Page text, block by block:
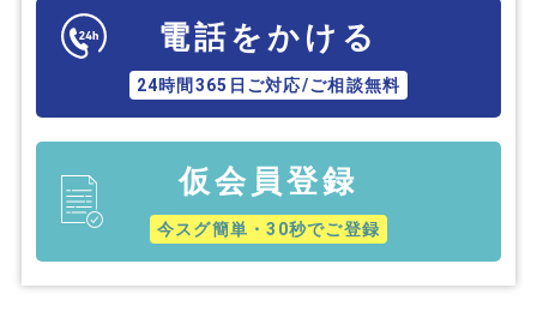
電話をかける
24時間365日ご対応/ご相談無料
仮会員登録
今スグ簡単・30秒でご登録